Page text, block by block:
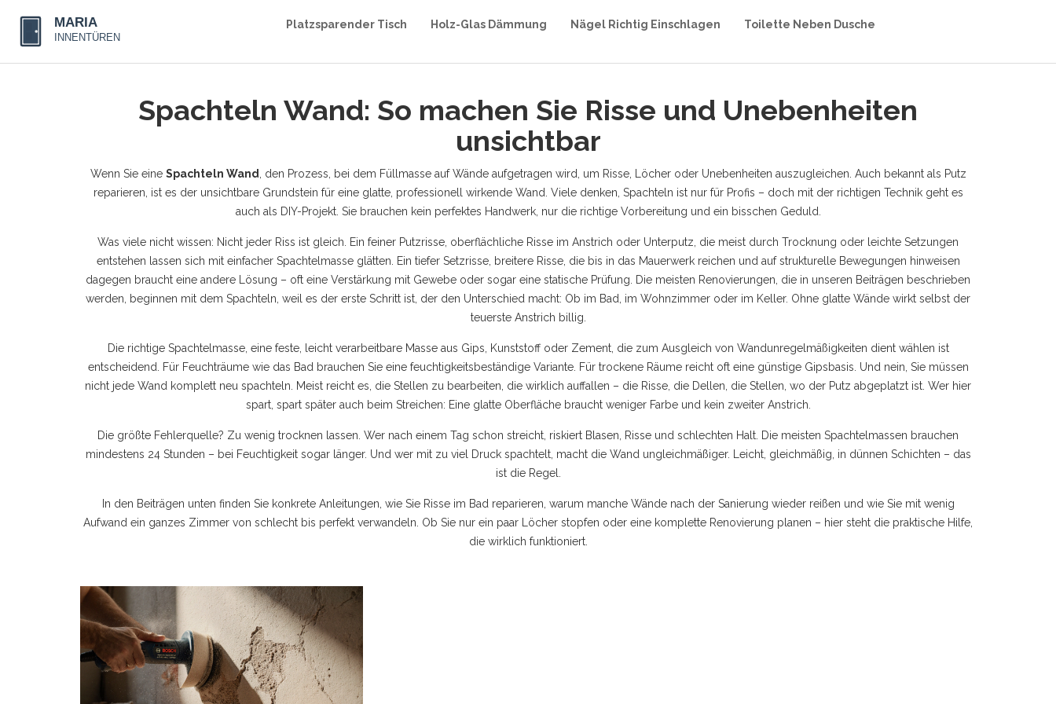
Platzsparender Tisch Holz-Glas Dämmung Nägel Richtig Einschlagen Toilette Neben Dusche
Spachteln Wand: So machen Sie Risse und Unebenheiten
unsichtbar
Wenn Sie eine Spachteln Wand den Prozess, bei dem Füllmasse auf Wände aufgetragen wird, um Risse, Löcher oder Unebenheiten auszugleichen . Auch bekannt als Putz
reparieren , ist es der unsichtbare Grundstein für eine glatte, professionell wirkende Wand . Viele denken, Spachteln ist nur für Profis – doch mit der richtigen Technik geht es
auch als DIY-Projekt. Sie brauchen kein perfektes Handwerk, nur die richtige Vorbereitung und ein bisschen Geduld.
Was viele nicht wissen: Nicht jeder Riss ist gleich. Ein feiner Putzrisse oberflächliche Risse im Anstrich oder Unterputz, die meist durch Trocknung oder leichte Setzungen
entstehen lassen sich mit einfacher Spachtelmasse glätten. Ein tiefer Setzrisse, breitere Risse, die bis in das Mauerwerk reichen und auf strukturelle Bewegungen hinweisen
dagegen braucht eine andere Lösung – oft eine Verstärkung mit Gewebe oder sogar eine statische Prüfung. Die meisten Renovierungen, die in unseren Beiträgen beschrieben
werden, beginnen mit dem Spachteln, weil es der erste Schritt ist, der den Unterschied macht: Ob im Bad, im Wohnzimmer oder im Keller. Ohne glatte Wände wirkt selbst der
teuerste Anstrich billig.
Die richtige Spachtelmasse, eine feste, leicht verarbeitbare Masse aus Gips, Kunststoff oder Zement, die zum Ausgleich von Wandunregelmäßigkeiten dientwählen ist
entscheidend. Für Feuchträume wie das Bad brauchen Sie eine feuchtigkeitsbeständige Variante. Für trockene Räume reicht oft eine günstige Gipsbasis. Und nein, Sie müssen
nicht jede Wand komplett neu spachteln. Meist reicht es, die Stellen zu bearbeiten, die wirklich auffallen – die Risse, die Dellen, die Stellen, wo der Putz abgeplatzt ist. Wer hier
spart, spart später auch beim Streichen: Eine glatte Oberfläche braucht weniger Farbe und kein zweiter Anstrich.
Die größte Fehlerquelle? Zu wenig trocknen lassen. Wer nach einem Tag schon streicht, riskiert Blasen, Risse und schlechten Halt. Die meisten Spachtelmassen brauchen
mindestens 24 Stunden – bei Feuchtigkeit sogar länger. Und wer mit zu viel Druck spachtelt, macht die Wand ungleichmäßiger. Leicht, gleichmäßig, in dünnen Schichten – das
ist die Regel.
In den Beiträgen unten finden Sie konkrete Anleitungen, wie Sie Risse im Bad reparieren, warum manche Wände nach der Sanierung wieder reißen und wie Sie mit wenig
Aufwand ein ganzes Zimmer von schlecht bis perfekt verwandeln. Ob Sie nur ein paar Löcher stopfen oder eine komplette Renovierung planen – hier steht die praktische Hilfe,
die wirklich funktioniert.